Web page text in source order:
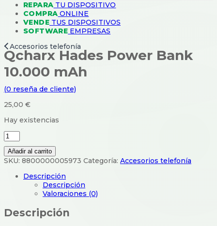
REPARA TU DISPOSITIVO
COMPRA ONLINE
VENDE TUS DISPOSITIVOS
SOFTWARE EMPRESAS
Accesorios telefonía
Qcharx Hades Power Bank
10.000 mAh
(0 reseña de cliente)
25,00 €
Hay existencias
Qcharx
Hades
Power
Bank
mAh
Añadir al carrito
SKU: 8800000005973 Categoría: Accesorios telefonía
Descripción
Descripción
Valoraciones (0)
Descripción